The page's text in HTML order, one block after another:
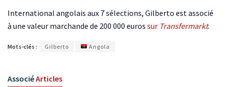
International angolais aux 7 sélections, Gilberto est associé
à une valeur marchande de 200 000 euros sur Transfermarkt.
Mots-clés : Gilberto Angola
AssociéArticles